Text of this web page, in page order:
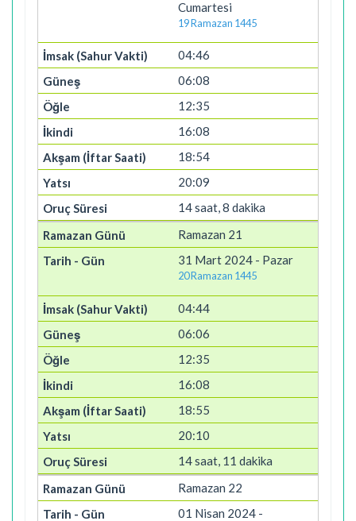
Cumartesi
19 Ramazan 1445
04:46
06:08
12:35
16:08
18:54
20:09
14 saat, 8 dakika
Ramazan 21
31 Mart 2024 - Pazar
20 Ramazan 1445
04:44
06:06
12:35
16:08
18:55
20:10
14 saat, 11 dakika
Ramazan 22
01 Nisan 2024 -